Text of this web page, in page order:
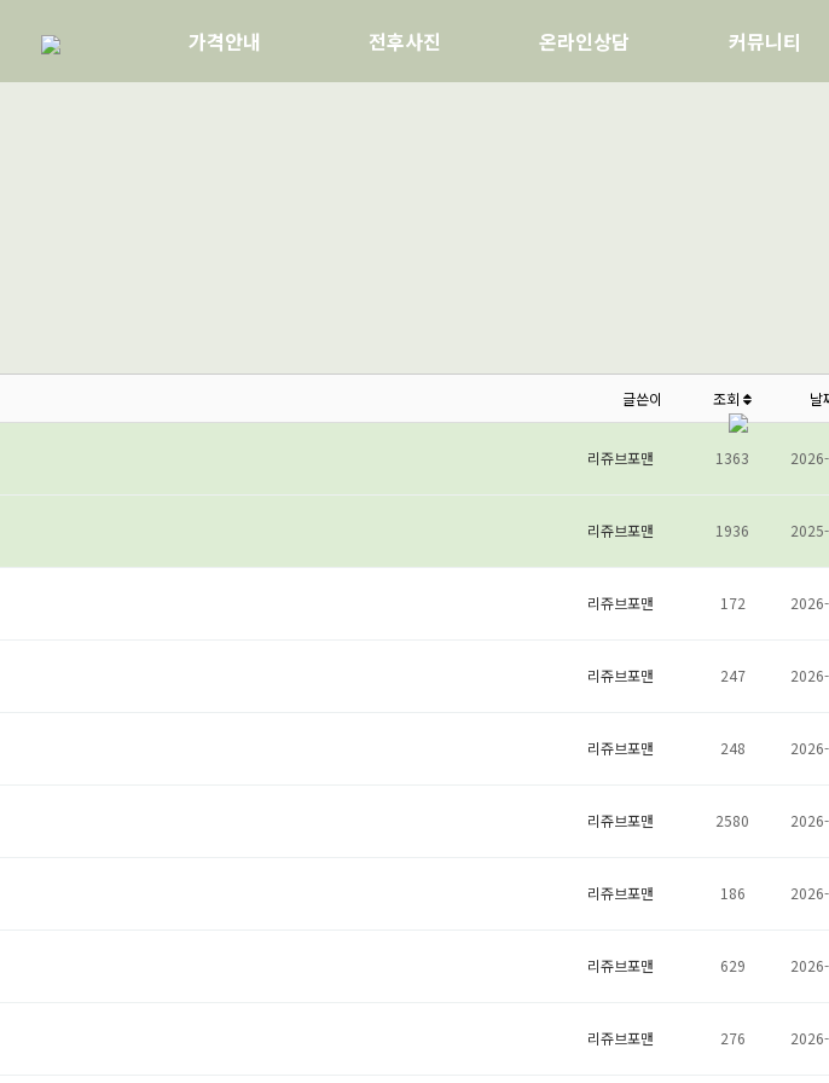
가격안내 전후사진 온라인상담 커뮤니티
글쓴이 조회 날
리쥬브포맨 1363
리쥬브포맨 1936
리쥬브포맨 172
리쥬브포맨 247
리쥬브포맨 248
리쥬브포맨 2580
리쥬브포맨 186
리쥬브포맨 629
리쥬브포맨 276